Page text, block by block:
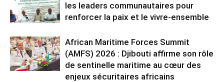
les leaders communautaires pour
renforcer la paix et le vivre-ensemble
African Maritime Forces Summit
(AMFS) 2026 : Djibouti affirme son rôle
de sentinelle maritime au cœur des
enjeux sécuritaires africains